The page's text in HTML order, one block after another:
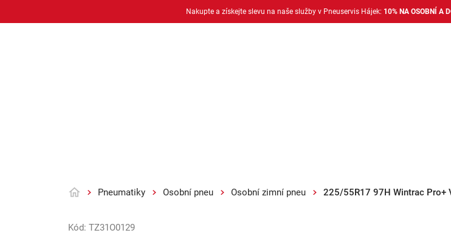
Nakupte a získejte slevu na naše služby v Pneuservis Hájek: 10% NA OSOBNÍ A
Domů
Pneumatiky Osobní pneu Osobní zimní pneu 225/55R17 97H Wintrac Pro+
Kód: TZ31O0129